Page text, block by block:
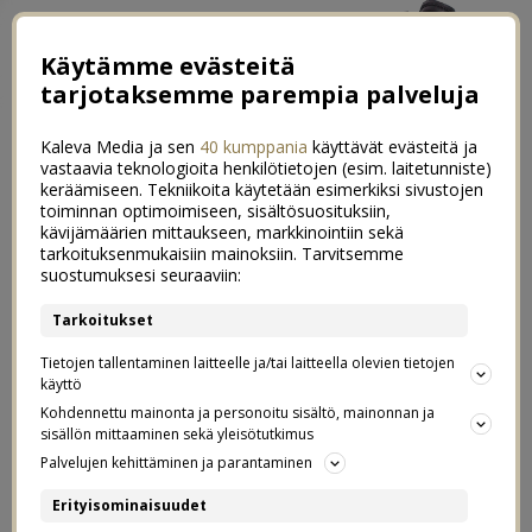
Kaksi oikeasti herkullista tofu-
reseptiä
Postaus on tehty kaupallisessa
yhteistyössäSoFineja Indieplace
kanssa.
Käytämme evästeitä
tarjotaksemme parempia palveluja
Kaleva Media ja sen 40 kumppania käyttävät evästeitä ja
vastaavia teknologioita henkilötietojen (esim. laitetunniste)
keräämiseen. Tekniikoita käytetään esimerkiksi sivustojen
toiminnan optimoimiseen, sisältösuosituksiin,
kävijämäärien mittaukseen, markkinointiin sekä
tarkoituksenmukaisiin mainoksiin. Tarvitsemme
suostumuksesi seuraaviin:
Tarkoitukset
Tietojen tallentaminen laitteelle ja/tai laitteella olevien tietojen
käyttö
Kohdennettu mainonta ja personoitu sisältö, mainonnan ja
sisällön mittaaminen sekä yleisötutkimus
Palvelujen kehittäminen ja parantaminen
Erityisominaisuudet